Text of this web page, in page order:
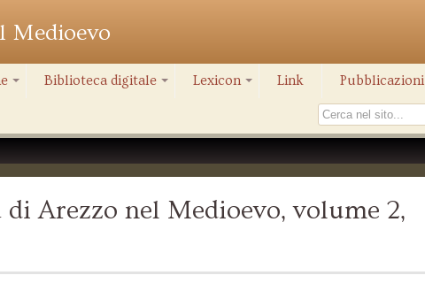
Medioevo
Biblioteca digitale Lexicon Link Pubblicazioni
Arezzo nel Medioevo, volume 2,